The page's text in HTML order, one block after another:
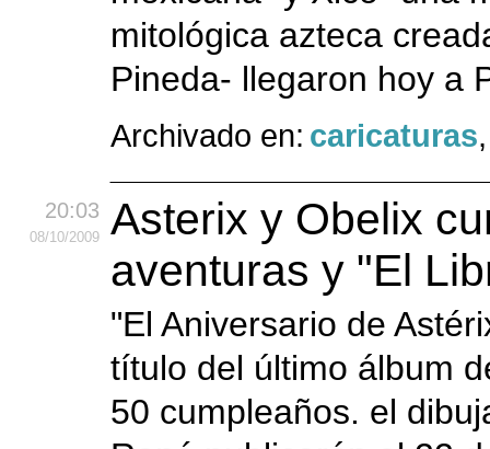
mitológica azteca
Pineda- llegaron hoy a
Archivado en: caricaturas
20:03
08/10/2009
Asterix y Obelix
aventuras y "El
"El Aniversario de
título del último álbum
50 cumpleaños. el